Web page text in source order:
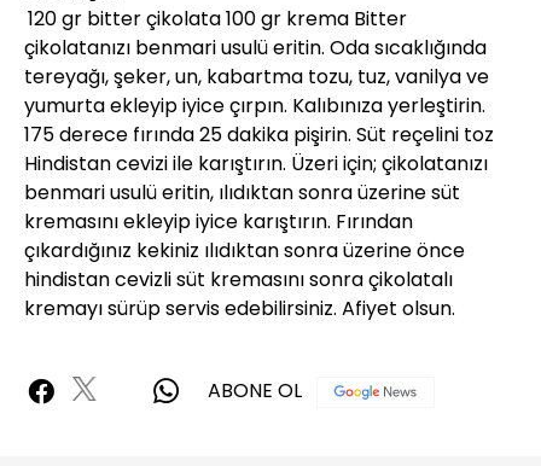
120 gr bitter çikolata 100 gr krema Bitter
çikolatanızı benmari usulü eritin. Oda sıcaklığında
tereyağı, şeker, un, kabartma tozu, tuz, vanilya ve
yumurta ekleyip iyice çırpın. Kalıbınıza yerleştirin.
175 derece fırında 25 dakika pişirin. Süt reçelini toz
Hindistan cevizi ile karıştırın. Üzeri için; çikolatanızı
benmari usulü eritin, ılıdıktan sonra üzerine süt
kremasını ekleyip iyice karıştırın. Fırından
çıkardığınız kekiniz ılıdıktan sonra üzerine önce
hindistan cevizli süt kremasını sonra çikolatalı
kremayı sürüp servis edebilirsiniz. Afiyet olsun.
ABONE OL